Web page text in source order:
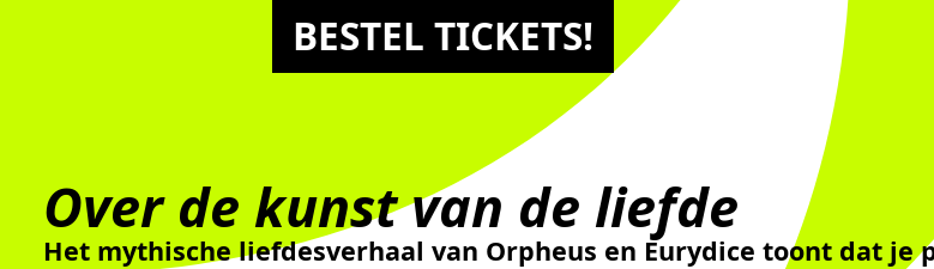
BESTEL TICKETS!
Over de kunst van de liefde
Het mythische liefdesverhaal van Orpheus en Eurydice toont dat